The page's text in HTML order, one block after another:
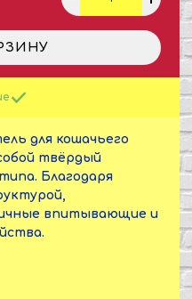
для кошачьего
твёрдый
Благодаря
впитывающие и